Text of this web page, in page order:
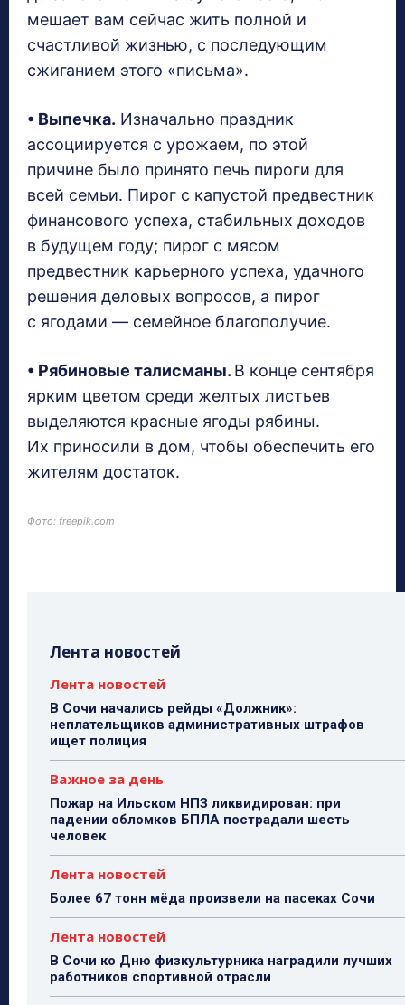
мешает вам сейчас жить полной и
счастливой жизнью, с последующим
сжиганием этого «письма».
• Выпечка. Изначально праздник
ассоциируется с урожаем, по этой
причине было принято печь пироги для
всей семьи. Пирог с капустой предвестник
финансового успеха, стабильных доходов
в будущем году; пирог с мясом
предвестник карьерного успеха, удачного
решения деловых вопросов, а пирог
с ягодами — семейное благополучие.
• Рябиновые талисманы. В конце сентября
ярким цветом среди желтых листьев
выделяются красные ягоды рябины.
Их приносили в дом, чтобы обеспечить его
жителям достаток.
Фото: freepik.com
Лента новостей
Лента новостей
В Сочи начались рейды «Должник»:
неплательщиков административных штрафов
ищет полиция
Важное за день
Пожар на Ильском НПЗ ликвидирован: при
падении обломков БПЛА пострадали шесть
человек
Лента новостей
Более 67 тонн мёда произвели на пасеках Сочи
Лента новостей
В Сочи ко Дню физкультурника наградили лучших
работников спортивной отрасли